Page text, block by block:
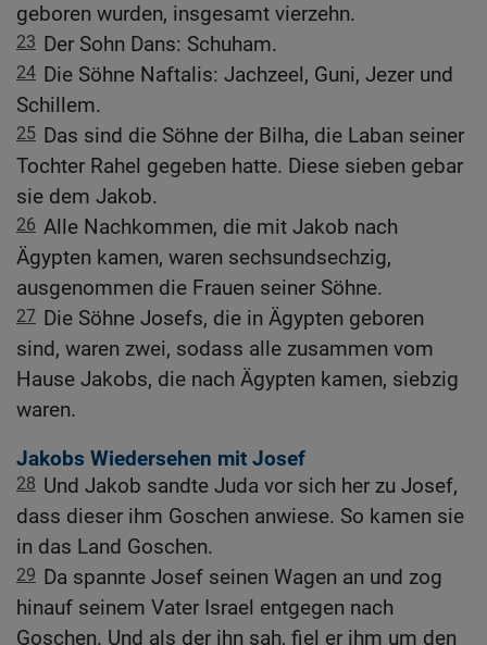
geboren wurden, insgesamt vierzehn.
23 Der Sohn Dans: Schuham.
24 Die Söhne Naftalis: Jachzeel, Guni, Jezer und
Schillem.
25 Das sind die Söhne der Bilha, die Laban seiner
Tochter Rahel gegeben hatte. Diese sieben gebar
sie dem Jakob.
26 Alle Nachkommen, die mit Jakob nach
Ägypten kamen, waren sechsundsechzig,
ausgenommen die Frauen seiner Söhne.
27 Die Söhne Josefs, die in Ägypten geboren
sind, waren zwei, sodass alle zusammen vom
Hause Jakobs, die nach Ägypten kamen, siebzig
waren.
Jakobs Wiedersehen mit Josef
28 Und Jakob sandte Juda vor sich her zu Josef,
dass dieser ihm Goschen anwiese. So kamen sie
in das Land Goschen.
29 Da spannte Josef seinen Wagen an und zog
hinauf seinem Vater Israel entgegen nach
Goschen. Und als der ihn sah, fiel er ihm um den